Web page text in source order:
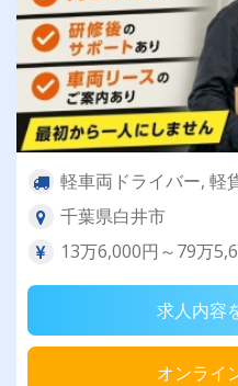
軽車両ドライバー, 軽
千葉県白井市
13万6,000円～79万
求人内容
オンライ